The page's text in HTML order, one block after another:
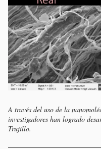
A través del uso de la
investigadores han logrado
Trujillo.